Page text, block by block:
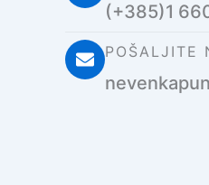
(+385)1
POŠALJITE